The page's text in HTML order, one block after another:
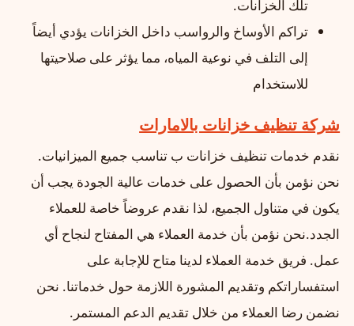
تلك الخزانات.
تراكم الأوساخ والرواسب داخل الخزانات يؤدي أيضاً
إلى التلف في نوعية المياه، مما يؤثر على صلاحيتها
للاستخدام
شركة تنظيف خزانات بالامارات
نقدم خدمات تنظيف خزانات ب تناسب جميع الميزانيات.
نحن نؤمن بأن الحصول على خدمات عالية الجودة يجب أن
يكون في متناول الجميع، لذا نقدم عروضاً خاصة للعملاء
الجدد.نحن نؤمن بأن خدمة العملاء هي المفتاح لنجاح أي
عمل. فريق خدمة العملاء لدينا متاح للإجابة على
استفساراتكم وتقديم المشورة اللازمة حول خدماتنا. نحن
نضمن رضا العملاء من خلال تقديم الدعم المستمر.